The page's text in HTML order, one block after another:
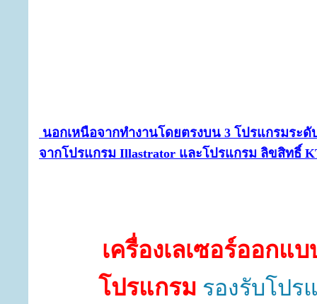
นอกเหนือจากทำงานโดยตรงบน 3 โปรแกรมระ
จากโปรแกรม Illastrator และโปรแกรม ลิขสิทธิ์
เครื่องเลเซอร์ออกแ
โปรแกรม รองรับโปร